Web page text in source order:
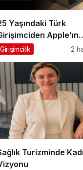
Yaşındaki Türk
Apple’ın
Ubisoft
Girişimcilik 2
Turizminde